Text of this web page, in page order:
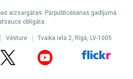
aizsargātas. Pārpublicēšanas gadījumā
obligāta.
Vēsture Tvaika iela 2, Rīgā, LV-1005